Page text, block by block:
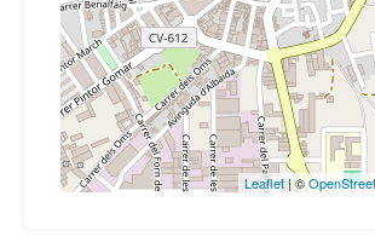
Leaflet | ©